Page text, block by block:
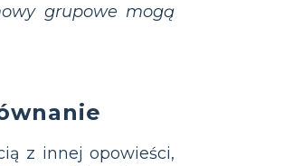
grupowe mogą
z innej opowieści,